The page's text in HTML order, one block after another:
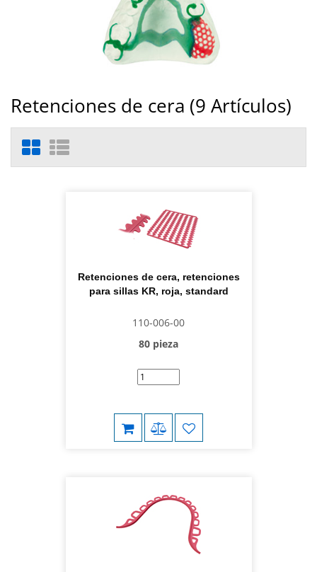
Retenciones de cera (9 Artículos)
Retenciones de cera, retenciones
para sillas KR, roja, standard
110-006-00
80 pieza